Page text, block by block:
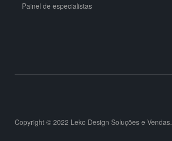
Painel de especialistas
Copyright © 2022 Leko Design Soluções e Vendas.